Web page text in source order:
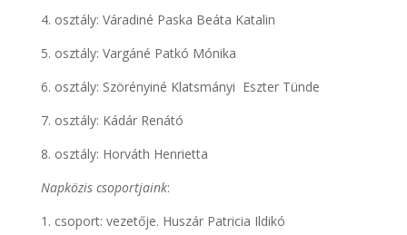
4. osztály: Váradiné Paska Beáta Katalin
5. osztály: Vargáné Patkó Mónika
6. osztály: Szörényiné Klatsmányi Eszter Tünde
7. osztály: Kádár Renátó
8. osztály: Horváth Henrietta
Napközis csoportjaink:
1. csoport: vezetője. Huszár Patricia Ildikó